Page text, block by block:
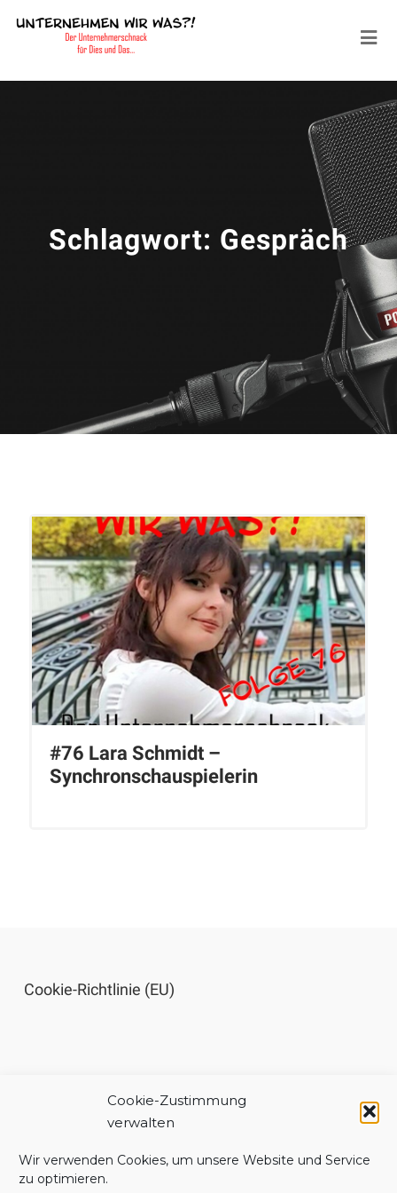
Cookie-Zustimmung
verwalten
Wir verwenden Cookies, um unsere Website und Service
zu optimieren.
Schlagwort: Gespräch
#76 Lara Schmidt –
Synchronschauspielerin
Cookie-Richtlinie (EU)